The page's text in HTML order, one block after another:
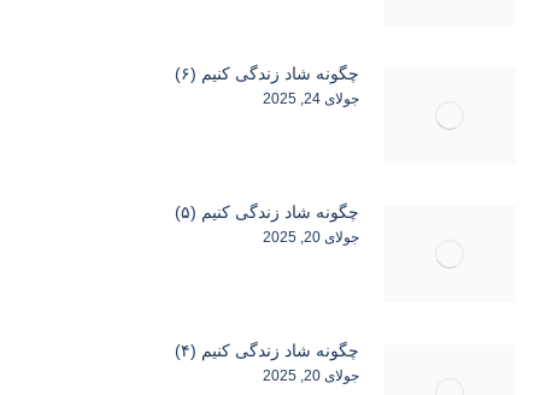
چگونه شاد زندگی کنیم (۶)
جولای 24, 2025
چگونه شاد زندگی کنیم (۵)
جولای 20, 2025
چگونه شاد زندگی کنیم (۴)
جولای 20, 2025